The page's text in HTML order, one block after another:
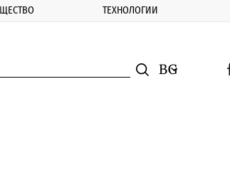
ТЕХНОЛОГИИ
Смяна на